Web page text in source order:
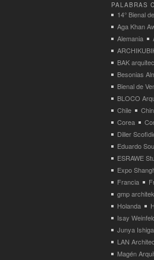
PALABRAS
14° Bienal
Aga Khan
Alemania
BAK
Besonias
Bienal de
BLOCO
Chile
Corea
Diller
Eduardo
ESRAWE
Expo
Francia
gmp
Holanda
Isay
Junya
LAN
Magén